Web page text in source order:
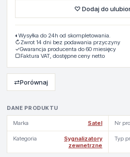
DANE PRODUKTU
Marka Satel Nr
Kategoria
Sygnalizatory
zewnetrzne
Typ
♡ Dodaj do
◐ Wysyłka do 24h od skompletowania.
↻Zwrot 14 dni bez podawania przyczyny
✓Gwarancja producenta do 60 miesięcy
▢Faktura VAT, dostępne ceny netto
⇄Porównaj